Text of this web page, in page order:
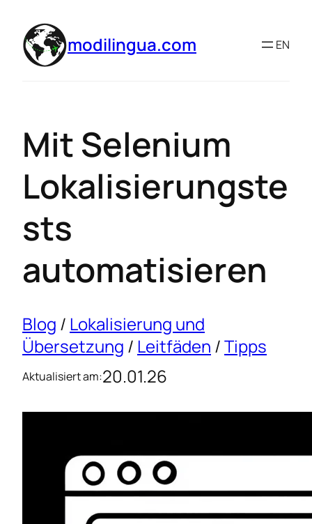
modilingua.com EN
Mit Selenium
Lokalisierungste
sts
automatisieren
Blog / Lokalisierung und
Übersetzung / Leitfäden /Tipps
Aktualisiert am:20.01.26